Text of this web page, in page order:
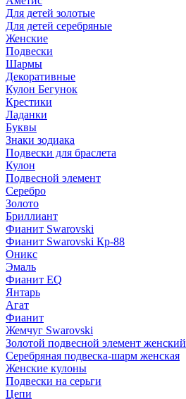
Для детей золотые
Для детей серебряные
Женские
Подвески
Шармы
Декоративные
Кулон Бегунок
Крестики
Ладанки
Буквы
Знаки зодиака
Подвески для браслета
Кулон
Подвесной элемент
Серебро
Золото
Бриллиант
Фианит Swarovski
Фианит Swarovski Кр-88
Оникс
Эмаль
Фианит EQ
Янтарь
Агат
Фианит
Жемчуг Swarovski
Золотой подвесной элемент женcкий
Серебряная подвеска-шарм женская
Женские кулоны
Подвески на серьги
Цепи